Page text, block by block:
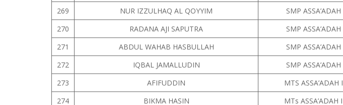
269
NUR IZZULHAQ AL QOYYIM SMP ASSA’ADAH
270
RADANA AJI SAPUTRA SMP ASSA’ADAH
271
ABDUL WAHAB HASBULLAH SMP ASSA’ADAH
272
IQBAL JAMALLUDIN SMP ASSA’ADAH
273
AFIFUDDIN MTS ASSA’ADAH I
274
BIKMA HASIN MTs ASSA’ADAH I